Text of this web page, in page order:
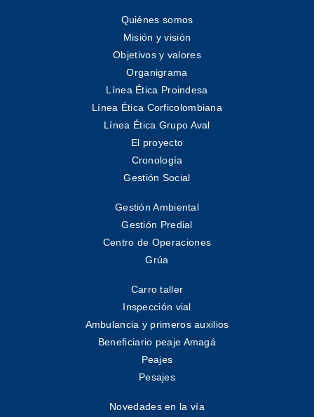
Quiénes somos
Misión y visión
Objetivos y valores
Organigrama
Línea Ética Proindesa
Línea Ética Corficolombiana
Línea Ética Grupo Aval
El proyecto
Cronología
Gestión Social
Gestión Ambiental
Gestión Predial
Centro de Operaciones
Grúa
Carro taller
Inspección vial
Ambulancia y primeros auxilios
Beneficiario peaje Amagá
Peajes
Pesajes
Novedades en la vía